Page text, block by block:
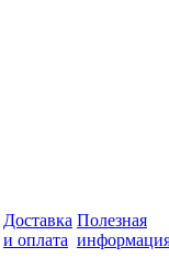
Доставка
и оплата
Полезная